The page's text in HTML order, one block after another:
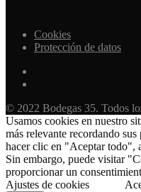
Cookies
Protección de datos
© 2022 Bodegas 35. Todos
Usamos cookies en nuestro
más relevante recordando
hacer clic en "Aceptar todo",
Sin embargo, puede visitar
proporcionar un
Ajustes de cookies